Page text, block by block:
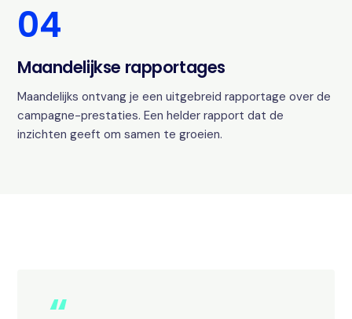
04
Maandelijkse rapportages
Maandelijks ontvang je een uitgebreid rapportage over de
campagne-prestaties. Een helder rapport dat de
inzichten geeft om samen te groeien.